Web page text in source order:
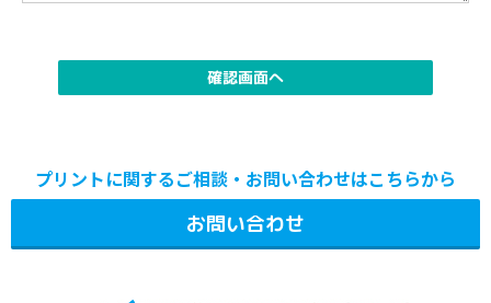
プリントに関するご相談・お問い合わせはこちらから
お問い合わせ